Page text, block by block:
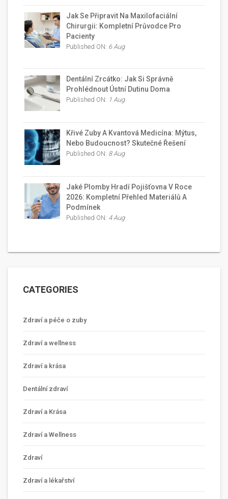
Jak Se Připravit Na Maxilofaciální
Chirurgii: Kompletní Průvodce Pro
Pacienty
Published ON: 6 Aug
Dentální Zrcátko: Jak Si Správně
Prohlédnout Ústní Dutinu Doma
Published ON: 1 Aug
Křivé Zuby A Kvantová Medicína: Mýtus,
Nebo Budoucnost? Skutečné Řešení
Published ON: 8 Aug
Jaké Plomby Hradí Pojišťovna V Roce
2026: Kompletní Přehled Materiálů A
Podmínek
Published ON: 4 Aug
CATEGORIES
Zdraví a péče o zuby
Zdraví a wellness
Zdraví a krása
Dentální zdraví
Zdraví a Krása
Zdraví a Wellness
Zdraví
Zdraví a lékařství